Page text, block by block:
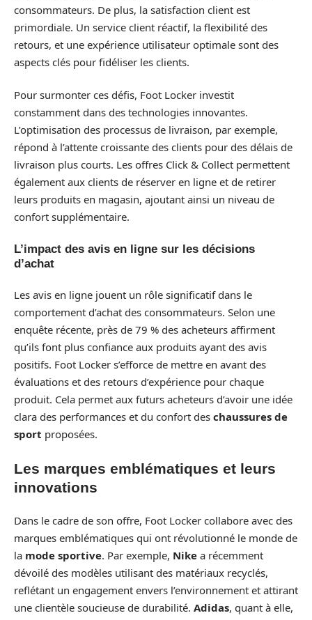
consommateurs. De plus, la satisfaction client est
primordiale. Un service client réactif, la flexibilité des
retours, et une expérience utilisateur optimale sont des
aspects clés pour fidéliser les clients.
Pour surmonter ces défis, Foot Locker investit
constamment dans des technologies innovantes.
L’optimisation des processus de livraison, par exemple,
répond à l’attente croissante des clients pour des délais de
livraison plus courts. Les offres Click & Collect permettent
également aux clients de réserver en ligne et de retirer
leurs produits en magasin, ajoutant ainsi un niveau de
confort supplémentaire.
L’impact des avis en ligne sur les décisions
d’achat
Les avis en ligne jouent un rôle significatif dans le
comportement d’achat des consommateurs. Selon une
enquête récente, près de 79 % des acheteurs affirment
qu’ils font plus confiance aux produits ayant des avis
positifs. Foot Locker s’efforce de mettre en avant des
évaluations et des retours d’expérience pour chaque
produit. Cela permet aux futurs acheteurs d’avoir une idée
clara des performances et du confort des chaussures de
sport proposées.
Les marques emblématiques et leurs
innovations
Dans le cadre de son offre, Foot Locker collabore avec des
marques emblématiques qui ont révolutionné le monde de
la mode sportive. Par exemple, Nike a récemment
dévoilé des modèles utilisant des matériaux recyclés,
reflétant un engagement envers l’environnement et attirant
une clientèle soucieuse de durabilité. Adidas, quant à elle,